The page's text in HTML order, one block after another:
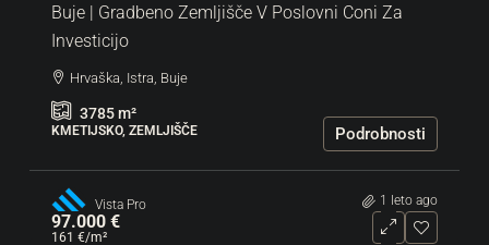
Buje | Gradbeno Zemljišče V Poslovni Coni Za
Investicijo
Hrvaška, Istra, Buje
3785m²
KMETIJSKO, ZEMLJIŠČE Podrobnosti
Vista Pro 1 leto ago
97.000 €
161 €/m²